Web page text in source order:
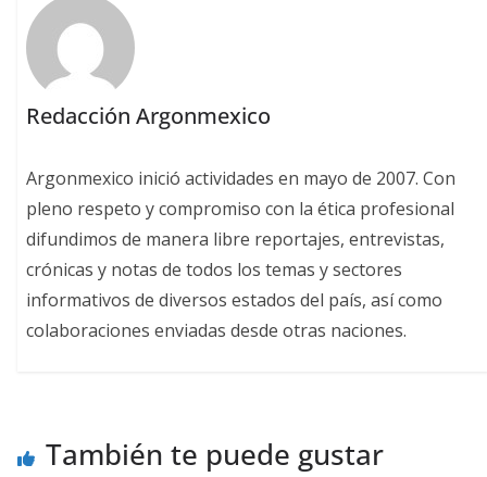
Redacción Argonmexico
Argonmexico inició actividades en mayo de 2007. Con
pleno respeto y compromiso con la ética profesional
difundimos de manera libre reportajes, entrevistas,
crónicas y notas de todos los temas y sectores
informativos de diversos estados del país, así como
colaboraciones enviadas desde otras naciones.
También te puede gustar